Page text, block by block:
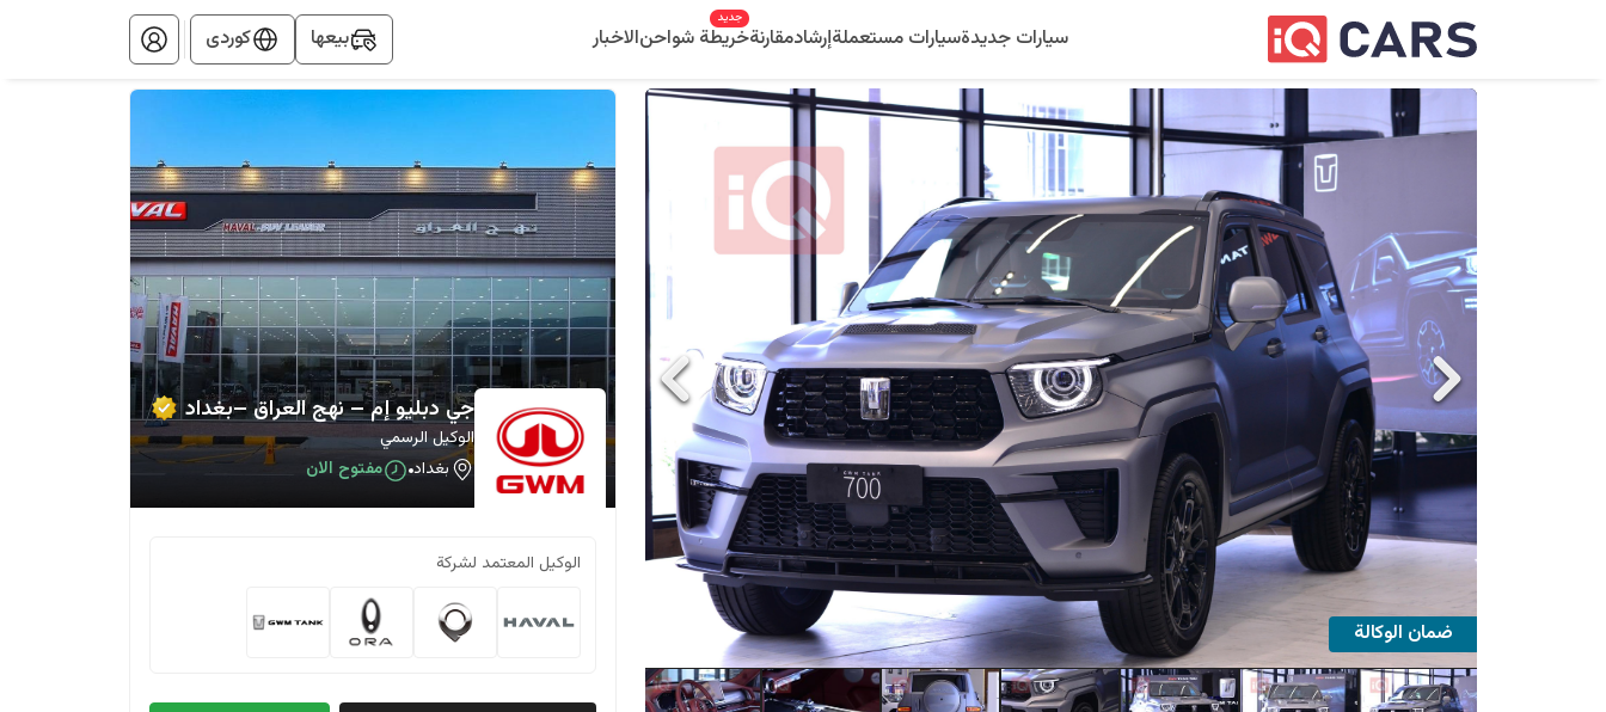
سيارات جديدةسيارات مستعملةإرشادمقارنةخريطة شواحن
جديد
الاخبار بيعها کوردی
ضمان الوكالة
جي دبليو إم – نهج العراق –بغداد
الوكيل الرسمي
بغداد
مفتوح الان
الوكيل المعتمد لشركة